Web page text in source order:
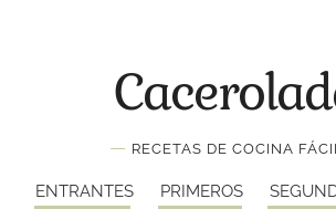
— RECETAS DE COCINA
ENTRANTES PRIMEROS